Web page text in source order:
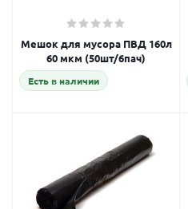
Мешок для мусора ПВД 160л
60 мкм (50шт/6пач)
Есть в наличии